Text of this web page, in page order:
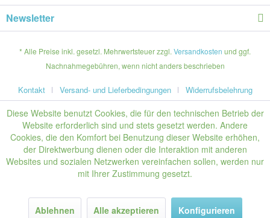
Newsletter
* Alle Preise inkl. gesetzl. Mehrwertsteuer zzgl. Versandkosten und ggf.
Nachnahmegebühren, wenn nicht anders beschrieben
Kontakt Versand- und Lieferbedingungen Widerrufsbelehrung
Diese Website benutzt Cookies, die für den technischen Betrieb der
Website erforderlich sind und stets gesetzt werden. Andere
Cookies, die den Komfort bei Benutzung dieser Website erhöhen,
der Direktwerbung dienen oder die Interaktion mit anderen
Websites und sozialen Netzwerken vereinfachen sollen, werden nur
mit Ihrer Zustimmung gesetzt.
Ablehnen Alle akzeptieren Konfigurieren